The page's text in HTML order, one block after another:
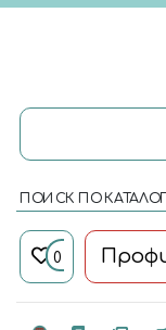
ПОИСК ПО
0